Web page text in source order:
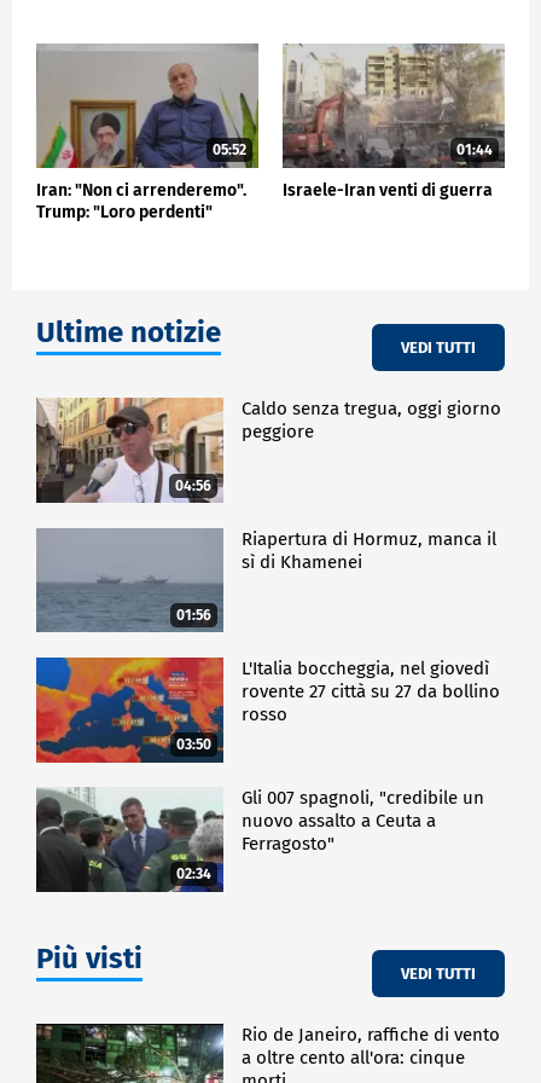
aggiunto Pezeshkian.
ESTERI
05:52
Iran: "Non ci arrenderemo".
Trump: "Loro perdenti"
01:44
Israele-Iran venti di guerra
Ultime notizie VEDI TUTTI
04:56
Caldo senza tregua, oggi giorno
peggiore
01:56
Riapertura di Hormuz, manca il
sì di Khamenei
03:50
L'Italia boccheggia, nel giovedì
rovente 27 città su 27 da bollino
rosso
02:34
Gli 007 spagnoli, "credibile un
nuovo assalto a Ceuta a
Ferragosto"
Più visti VEDI TUTTI
Rio de Janeiro, raffiche di vento
a oltre cento all'ora: cinque